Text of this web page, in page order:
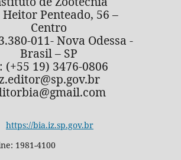
Heitor Penteado, 56 –
Centro
011- Nova Odessa -
Brasil – SP
(+55 19) 3476-0806
https://bia.iz.sp.gov.br
1981-4100